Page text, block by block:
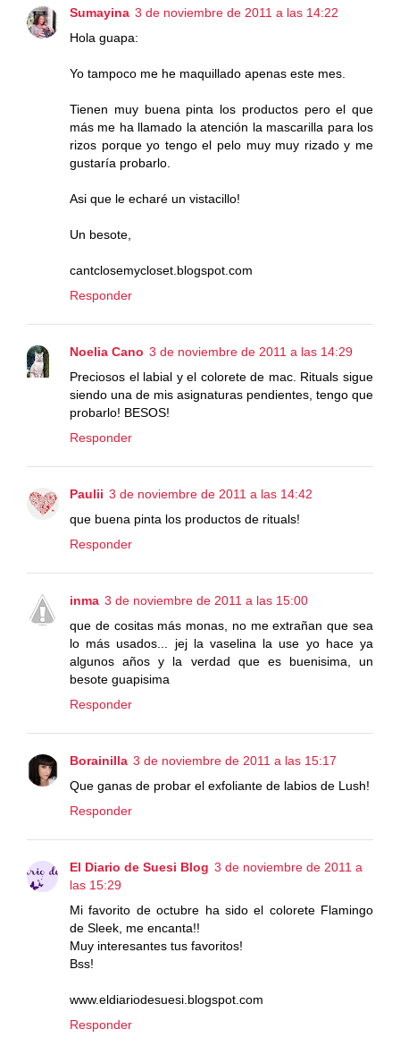
Sumayina 3 de noviembre de 2011 a las 14:22
Hola guapa:
Yo tampoco me he maquillado apenas este mes.
Tienen muy buena pinta los productos pero el que
más me ha llamado la atención la mascarilla para los
rizos porque yo tengo el pelo muy muy rizado y me
gustaría probarlo.
Asi que le echaré un vistacillo!
Un besote,
cantclosemycloset.blogspot.com
Responder
Noelia Cano 3 de noviembre de 2011 a las 14:29
Preciosos el labial y el colorete de mac. Rituals sigue
siendo una de mis asignaturas pendientes, tengo que
probarlo! BESOS!
Responder
Paulii 3 de noviembre de 2011 a las 14:42
que buena pinta los productos de rituals!
Responder
inma 3 de noviembre de 2011 a las 15:00
que de cositas más monas, no me extrañan que sea
lo más usados... jej la vaselina la use yo hace ya
algunos años y la verdad que es buenisima, un
besote guapisima
Responder
Borainilla 3 de noviembre de 2011 a las 15:17
Que ganas de probar el exfoliante de labios de Lush!
Responder
El Diario de Suesi Blog 3 de noviembre de 2011 a
las 15:29
Mi favorito de octubre ha sido el colorete Flamingo
de Sleek, me encanta!!
Muy interesantes tus favoritos!
Bss!
www.eldiariodesuesi.blogspot.com
Responder